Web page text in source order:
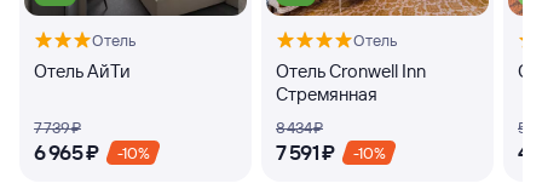
Отель
Отель АйТи
7 ⁠739 ⁠₽
6 ⁠965 ⁠₽ -10%
Отель
Отель Cronwell Inn
Стремянная
8 ⁠434 ⁠₽
7 ⁠591 ⁠₽ -10%
5
4